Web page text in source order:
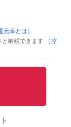
元率とは）
納税できます
（控